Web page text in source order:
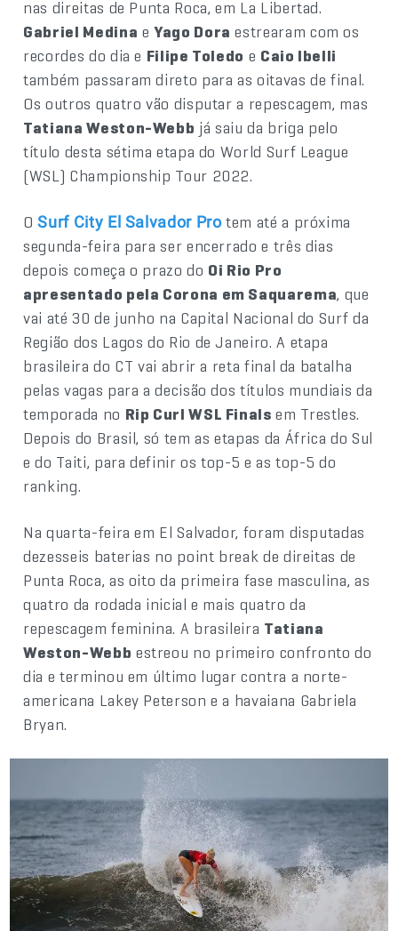
nas direitas de Punta Roca, em La Libertad.
Gabriel Medina eYago Dora estrearam com os
recordes do dia e Filipe Toledo e Caio Ibelli
também passaram direto para as oitavas de final.
Os outros quatro vão disputar a repescagem, mas
Tatiana Weston-Webb já saiu da briga pelo
título desta sétima etapa do World Surf League
(WSL) Championship Tour 2022.
OSurf City El Salvador Protem até a próxima
segunda-feira para ser encerrado e três dias
depois começa o prazo do Oi Rio Pro
apresentado pela Corona em Saquarema, que
vai até 30 de junho na Capital Nacional do Surf da
Região dos Lagos do Rio de Janeiro. A etapa
brasileira do CT vai abrir a reta final da batalha
pelas vagas para a decisão dos títulos mundiais da
temporada no Rip Curl WSL Finals em Trestles.
Depois do Brasil, só tem as etapas da África do Sul
e do Taiti, para definir os top-5 e as top-5 do
ranking.
Na quarta-feira em El Salvador, foram disputadas
dezesseis baterias no point break de direitas de
Punta Roca, as oito da primeira fase masculina, as
quatro da rodada inicial e mais quatro da
repescagem feminina. A brasileira Tatiana
Weston-Webb estreou no primeiro confronto do
dia e terminou em último lugar contra a norte-
americana Lakey Peterson e a havaiana Gabriela
Bryan.